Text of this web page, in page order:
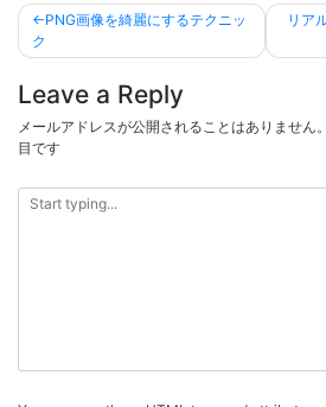
投
稿
ナ
ビ
ゲ
ー
シ
PNG画像を綺麗にするテクニッ
ク
リア
Leave a Reply
メールアドレスが公開されることはありません。
目です